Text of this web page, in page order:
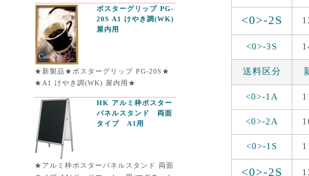
ポスターグリップ PG-
20S A1 けやき調(WK)
屋内用
★新製品★ポスターグリップ PG-20S★
★A1 けやき調(WK) 屋内用★
HK アルミ枠ポスター
パネルスタンド 両面
タイプ A1用
★アルミ枠ポスターパネルスタンド 両面
<0>-2S
<0>-3S
送料区分
<0>-1A
<0>-2A
<0>-1S
<0>-2S